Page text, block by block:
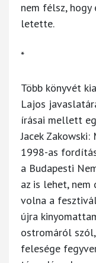
nem félsz, hogy
letette.
*
Több könyvét
Lajos
írásai mellett
Jacek
1998-as
a Budapesti
az is lehet,
volna a
újra
ostromáról
felesége